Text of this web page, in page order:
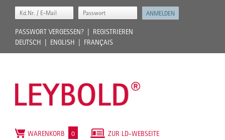
PASSWORT VERGESSEN?
REGISTRIEREN
DEUTSCH
ENGLISH FRANÇAIS
ZUR LD-WEBSEITE
WARENKORB 0